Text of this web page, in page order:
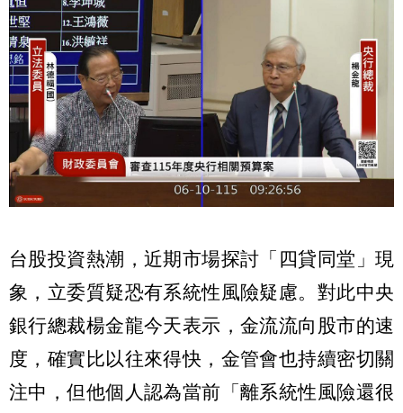
台股投資熱潮，近期市場探討「四貸同堂」現
象，立委質疑恐有系統性風險疑慮。對此中央
銀行總裁楊金龍今天表示，金流流向股市的速
度，確實比以往來得快，金管會也持續密切關
注中，但他個人認為當前「離系統性風險還很